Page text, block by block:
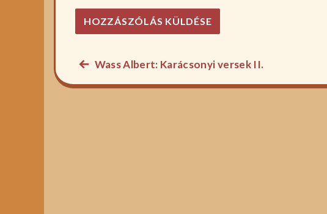
Bejegyzés
Előző
főzelék
Wass Albert: Karácsonyi versek II.